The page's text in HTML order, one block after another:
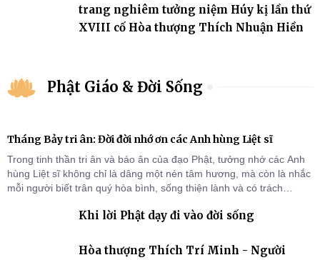
trang nghiêm tưởng niệm Húy kị lần thứ
XVIII cố Hòa thượng Thích Nhuận Hiền
Phật Giáo & Đời Sống
Tháng Bảy tri ân: Đời đời nhớ ơn các Anh hùng Liệt sĩ
Trong tinh thần tri ân và báo ân của đạo Phật, tưởng nhớ các Anh
hùng Liệt sĩ không chỉ là dâng một nén tâm hương, mà còn là nhắc
mỗi người biết trân quý hòa bình, sống thiện lành và có trách
Khi lời Phật dạy đi vào đời sống
Hòa thượng Thích Trí Minh - Người